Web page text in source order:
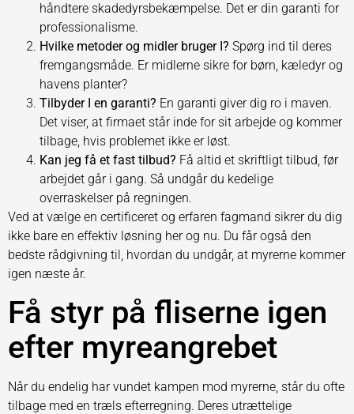
håndtere skadedyrsbekæmpelse. Det er din garanti for
professionalisme.
Hvilke metoder og midler bruger I? Spørg ind til deres
fremgangsmåde. Er midlerne sikre for børn, kæledyr og
havens planter?
Tilbyder I en garanti? En garanti giver dig ro i maven.
Det viser, at firmaet står inde for sit arbejde og kommer
tilbage, hvis problemet ikke er løst.
Kan jeg få et fast tilbud? Få altid et skriftligt tilbud, før
arbejdet går i gang. Så undgår du kedelige
overraskelser på regningen.
Ved at vælge en certificeret og erfaren fagmand sikrer du dig
ikke bare en effektiv løsning her og nu. Du får også den
bedste rådgivning til, hvordan du undgår, at myrerne kommer
igen næste år.
Få styr på fliserne igen
efter myreangrebet
Når du endelig har vundet kampen mod myrerne, står du ofte
tilbage med en træls efterregning. Deres utrættelige